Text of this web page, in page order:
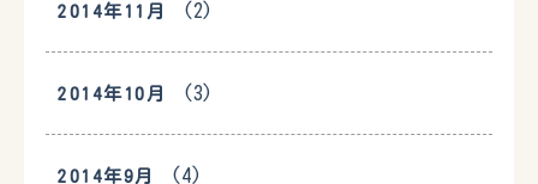
2014年11月 (2)
2014年10月 (3)
2014年9月 (4)